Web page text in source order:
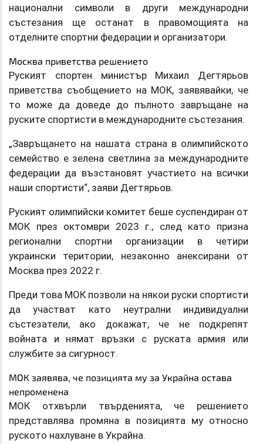
национални символи в други международни
състезания ще останат в правомощията на
отделните спортни федерации и организатори.
Москва приветства решението
Руският спортен министър Михаил Дегтярьов
приветства съобщението на МОК, заявявайки, че
то може да доведе до пълното завръщане на
руските спортисти в международните състезания.
„Завръщането на нашата страна в олимпийското
семейство е зелена светлина за международните
федерации да възстановят участието на всички
наши спортисти“, заяви Дегтярьов.
Руският олимпийски комитет беше суспендиран от
МОК през октомври 2023 г., след като призна
регионални спортни организации в четири
украински територии, незаконно анексирани от
Москва през 2022 г.
Преди това МОК позволи на някои руски спортисти
да участват като неутрални индивидуални
състезатели, ако докажат, че не подкрепят
войната и нямат връзки с руската армия или
службите за сигурност.
МОК заявява, че позицията му за Украйна остава
непроменена
МОК отхвърли твърденията, че решението
представлява промяна в позицията му относно
руското нахлуване в Украйна.